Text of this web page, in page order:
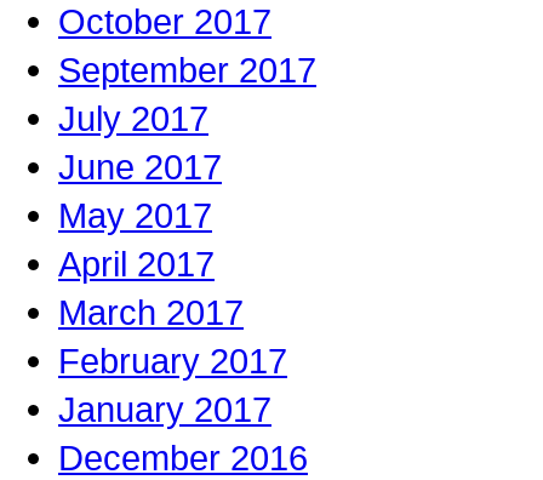
October 2017
September 2017
July 2017
June 2017
May 2017
April 2017
March 2017
February 2017
January 2017
December 2016